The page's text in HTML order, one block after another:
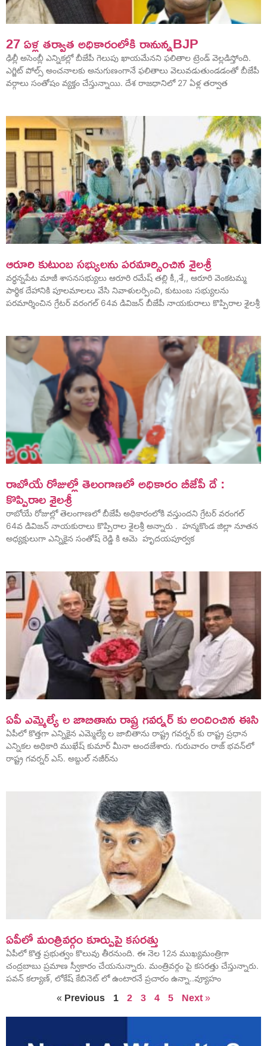
27 ఏళ్ల తర్వాత అధికారంలోకి రానున్నBJP
ఢిల్లీ అసెంబ్లీ ఎన్నికల్లో బీజేపీ గెలుపు ఖాయమేనని ఫలితాల ట్రెండ్ వెల్లడిస్తోంది.
ఎగ్జిట్ పోల్స్ అంచనాలకు అనుగుణంగానే ఫలితాలు వెలువడుతుండడంతో బీజేపీ
వర్గాలు సంతోషం వ్యక్తం చేస్తున్నాయి. దేశ రాజధానిలో 27 ఏళ్ల తర్వాత
ఆరూరి కుటుంబ సభ్యులను పరమార్సించిన శైలశ్రీ
వర్ధన్నపేట మాజీ శాసనసభ్యులు ఆరూరి రమేష్ తల్లి కీ,,శే,, ఆరూరి వెంకటమ్మ
పార్థిక దేహానికి పూలమాలలు వేసి నివాళులర్పించి, కుటుంబ సభ్యులను
పరమార్శించిన గ్రేటర్ వరంగల్ 64వ డివిజన్ బీజేపీ నాయకురాలు కొప్పిరాల శైలశ్రీ
రాబోయే రోజుల్లో తెలంగాణలో అధికారం బీజేపీ దే :
కొప్పిరాల శైలశ్రీ
రాబోయే రోజుల్లో తెలంగాణలో బీజేపీ అధికారంలోకి వస్తుందని గ్రేటర్ వరంగల్
64వ డివిజన్ నాయకురాలు కొప్పిరాల శైలశ్రీ అన్నారు . హన్మకొండ జిల్లా నూతన
అధ్యక్షులుగా ఎన్నికైన సంతోష్ రెడ్డి కి ఆమె హృదయపూర్వక
ఏపీ ఎమ్మెల్యే ల జాబితాను రాష్ట్ర గవర్నర్ కు అందించిన ఈసి
ఏపీలో కొత్తగా ఎన్నికైన ఎమ్మెల్యే ల జాబితాను రాష్ట్ర గవర్నర్ కు రాష్ట్ర ప్రధాన
ఎన్నికల అధికారి ముఖేష్ కుమార్ మీనా అందజేశారు. గురువారం రాజ్ భవన్‌లో
రాష్ట్ర గవర్నర్ ఎస్. అబ్దుల్ నజీర్‌ను
ఏపీలో మంత్రివర్గం కూర్పుపై కసరత్తు
ఏపీలో కొత్త ప్రభుత్వం కొలువు తీరనుంది. ఈ నెల 12న ముఖ్యమంత్రిగా
చంద్రబాబు ప్రమాణ స్వీకారం చేయనున్నారు. మంత్రివర్గం పై కసరత్తు చేస్తున్నారు.
పవన్ కల్యాణ్, లోకేష్ కేబినెట్ లో ఉంటారనే ప్రచారం ఉన్నా..వ్యూహం
« Previous 1 2 3 4 5 Next »